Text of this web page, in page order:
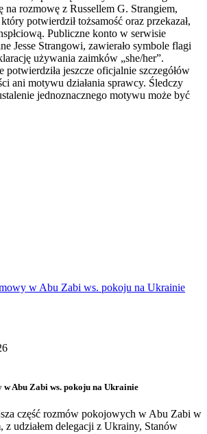
na rozmowę z Russellem G. Strangiem,
potwierdził tożsamość oraz przekazał,
Publiczne konto w serwisie
Jesse Strangowi, zawierało symbole flagi
używania zaimków „she/her”.
jeszcze oficjalnie szczegółów
ani motywu działania sprawcy. Śledczy
jednoznacznego motywu może być
w Abu Zabi ws. pokoju na Ukrainie
część rozmów pokojowych w Abu Zabi w
z udziałem delegacji z Ukrainy, Stanów